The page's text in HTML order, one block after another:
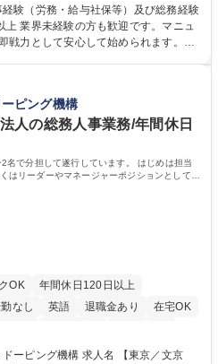
やりがいある環境です。 ■勤怠管
末調整等の労務管理全般 ■入退社手続
などのコア業務 ■社内イベントの企画
るため、安心して成長できます。 募
与5ヶ月◆年休120日◆残業少なめ◆
験（労務・給与社保等）及び総務経験
上 業界未経験の方も歓迎です。マニュ
戦力として安心して始められます。
組織への貢献度をダイレクトに実感で
可など、ワークライフバランスを保
までの幅広い経験を活かし、長期的な
意欲と挑戦を全力で応援します。 学
大 専修学校 高校 語学力： 資格：日商
簿記検定3級
ピング機構
人の総務人事業務/年間休日
名で分担して遂行しています。 はじめは担当
はリーダーやマネージャーポジションとして活
OK
年間休日120日以上
なし 英語 退職金あり
在宅OK
求人名 【東京／文京